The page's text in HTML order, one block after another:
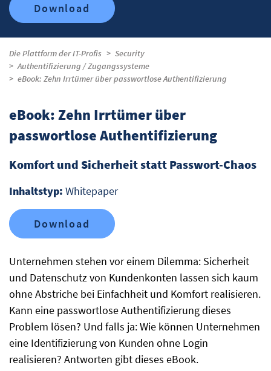
Download
Die Plattform der IT-Profis
Security
Authentifizierung / Zugangssysteme
eBook: Zehn Irrtümer über passwortlose Authentifizierung
Unternehmen stehen vor einem Dilemma: Sicherheit
und Datenschutz von Kundenkonten lassen sich kaum
ohne Abstriche bei Einfachheit und Komfort realisieren.
Kann eine passwortlose Authentifizierung dieses
Problem lösen? Und falls ja: Wie können Unternehmen
eine Identifizierung von Kunden ohne Login
realisieren? Antworten gibt dieses eBook.
eBook: Zehn Irrtümer über
passwortlose Authentifizierung
Komfort und Sicherheit statt Passwort-Chaos
Inhaltstyp: Whitepaper
Download